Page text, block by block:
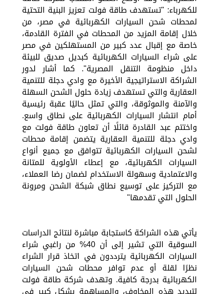
للكهرباء: "تستهدف طاقة فولت تعزيز البنية التحتية
لمحطات شحن السيارات الكهربائية في مصر، من
خلال إقامة المزيد من المحطات في الفترة القادمة،
خاصة مع إقبال عدد كبير من المستهلكين في مصر
على شراء السيارات الكهربائية كبديل صديق للبيئة
داخل منظومة التنقل المصرية". كما أشار لدور
الشراكة الاستراتيجية الأخيرة مع وادي دجلة للتنمية
العقارية والتي تستهدف زيادة حلول الشحن السهلة
والآمنة والموثوقة، والتي تمثل حاليًا عقبة رئيسية
أمام انتشار السيارات الكهربائية على نطاق واسع.
واختتم عبد القادرة قائلًا أن تعاون طاقة فولت مع
وادي دجلة للتنمية العقارية يتضمن إقامة محطات
لشحن السيارات الكهربائية تتوافق مع جميع أنواع
السيارات الكهربائية، مع إعطاء الأولوية للمتانة
والاعتمادية وسهولة الاستخدام لضمان رضا العملاء،
مع التركيز على توسيع نطاق شبكة الشحن ومرونة
الحلول التي تقدمها"
يأتي هذه الشراكة كاستجابة مباشرة لنتائج الدراسات
السوقية التي تشير إلى أن 40% من راغبي شراء
السيارات الكهربائية يترددون في اتخاذ قرار الشراء
نظرًا لقلة أو عدم توافر محطات شحن السيارات
الكهربائية بدرجة كافية. وتهدف شركة طاقة فولت